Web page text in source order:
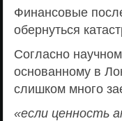
Финансовые
обернуться
Согласно
основанному в
слишком много
«если ценность